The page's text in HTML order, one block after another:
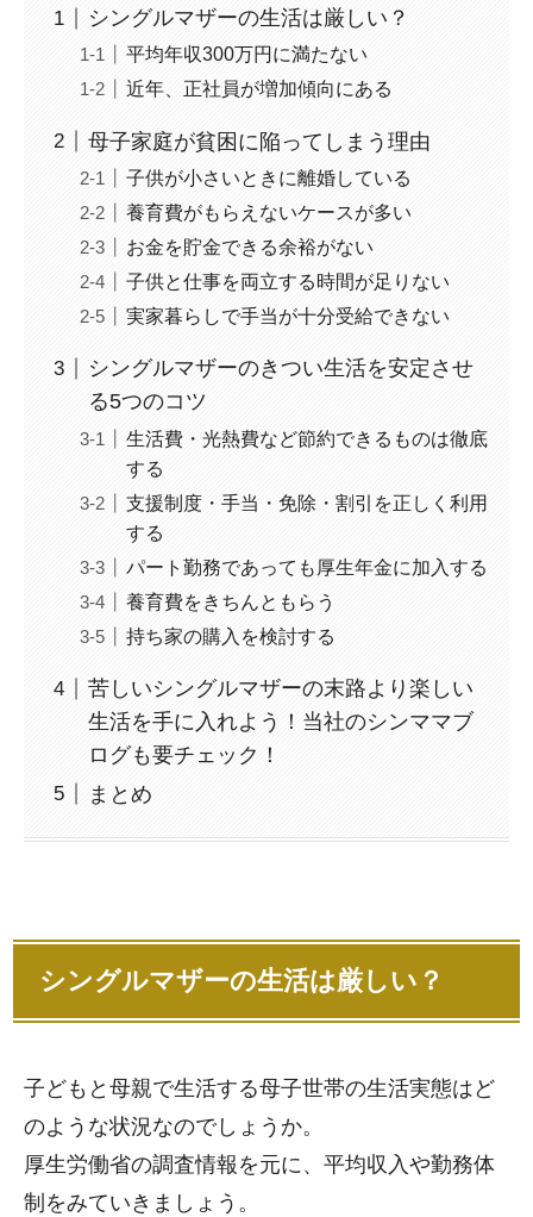
シングルマザーの生活は厳しい？
平均年収300万円に満たない
近年、正社員が増加傾向にある
母子家庭が貧困に陥ってしまう理由
子供が小さいときに離婚している
養育費がもらえないケースが多い
お金を貯金できる余裕がない
子供と仕事を両立する時間が足りない
実家暮らしで手当が十分受給できない
シングルマザーのきつい生活を安定させ
る5つのコツ
生活費・光熱費など節約できるものは徹底
する
支援制度・手当・免除・割引を正しく利用
する
パート勤務であっても厚生年金に加入する
養育費をきちんともらう
持ち家の購入を検討する
苦しいシングルマザーの末路より楽しい
生活を手に入れよう！当社のシンママブ
ログも要チェック！
まとめ
シングルマザーの生活は厳しい？
子どもと母親で生活する母子世帯の生活実態はど
のような状況なのでしょうか。
厚生労働省の調査情報を元に、平均収入や勤務体
制をみていきましょう。